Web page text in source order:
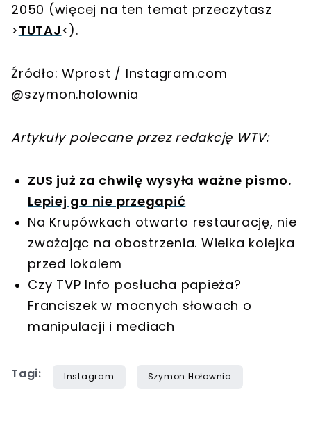
2050 (więcej na ten temat przeczytasz
>TUTAJ<).
Źródło: Wprost / Instagram.com
@szymon.holownia
Artykuły polecane przez redakcję WTV:
ZUS już za chwilę wysyła ważne pismo.
Lepiej go nie przegapić
Na Krupówkach otwarto restaurację, nie
zważając na obostrzenia. Wielka kolejka
przed lokalem
Czy TVP Info posłucha papieża?
Franciszek w mocnych słowach o
manipulacji i mediach
Tagi: Instagram Szymon Hołownia